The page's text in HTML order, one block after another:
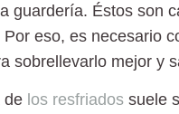
guardería. Éstos son
Por eso, es necesario
sobrellevarlo mejor y
de los resfriados suele